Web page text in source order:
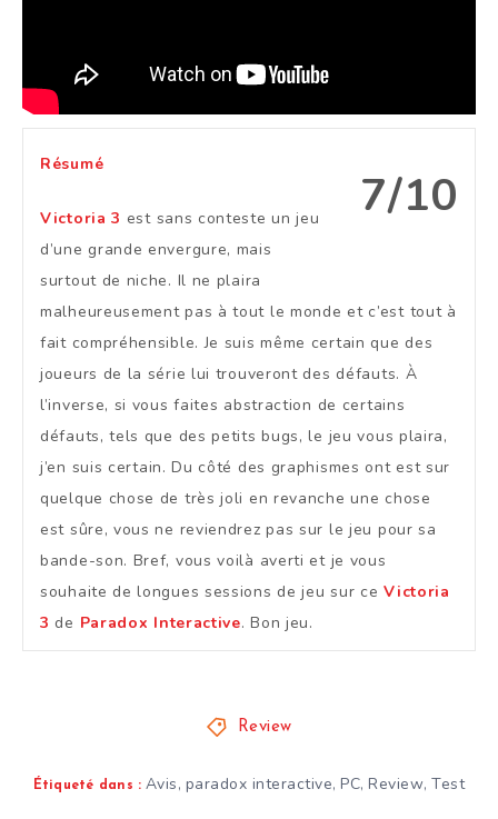
7/10
Résumé
Victoria 3 est sans conteste un jeu
d’une grande envergure, mais
surtout de niche. Il ne plaira
malheureusement pas à tout le monde et c’est tout à
fait compréhensible. Je suis même certain que des
joueurs de la série lui trouveront des défauts. À
l’inverse, si vous faites abstraction de certains
défauts, tels que des petits bugs, le jeu vous plaira,
j’en suis certain. Du côté des graphismes ont est sur
quelque chose de très joli en revanche une chose
est sûre, vous ne reviendrez pas sur le jeu pour sa
bande-son. Bref, vous voilà averti et je vous
souhaite de longues sessions de jeu sur ceVictoria
3 de Paradox Interactive. Bon jeu.
Review
Étiqueté dans : Avis, paradox interactive,PC,Review,Test